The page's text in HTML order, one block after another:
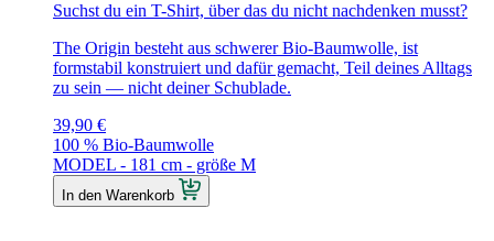
Suchst du ein T-Shirt, über das du nicht nachdenken musst?
The Origin besteht aus schwerer Bio-Baumwolle, ist
formstabil konstruiert und dafür gemacht, Teil deines Alltags
zu sein — nicht deiner Schublade.
39,90 €
100 % Bio-Baumwolle
MODEL - 181 cm - größe M
In den Warenkorb